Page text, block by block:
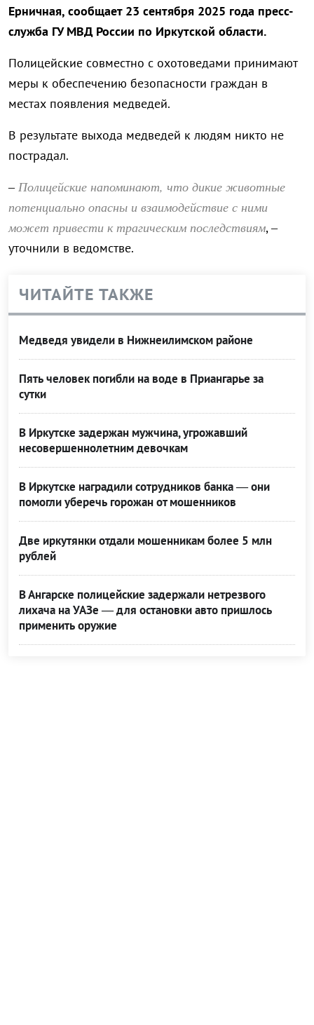
Ерничная, сообщает 23 сентября 2025 года пресс-
служба ГУ МВД России по Иркутской области.
Полицейские совместно с охотоведами принимают
меры к обеспечению безопасности граждан в
местах появления медведей.
В результате выхода медведей к людям никто не
пострадал.
–Полицейские напоминают, что дикие животные
потенциально опасны и взаимодействие с ними
может привести к трагическим последствиям, –
уточнили в ведомстве.
ЧИТАЙТЕ ТАКЖЕ
Медведя увидели в Нижнеилимском районе
Пять человек погибли на воде в Приангарье за
сутки
В Иркутске задержан мужчина, угрожавший
несовершеннолетним девочкам
В Иркутске наградили сотрудников банка — они
помогли уберечь горожан от мошенников
Две иркутянки отдали мошенникам более 5 млн
рублей
В Ангарске полицейские задержали нетрезвого
лихача на УАЗе — для остановки авто пришлось
применить оружие